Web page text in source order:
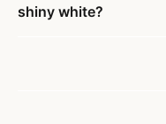
shiny white?